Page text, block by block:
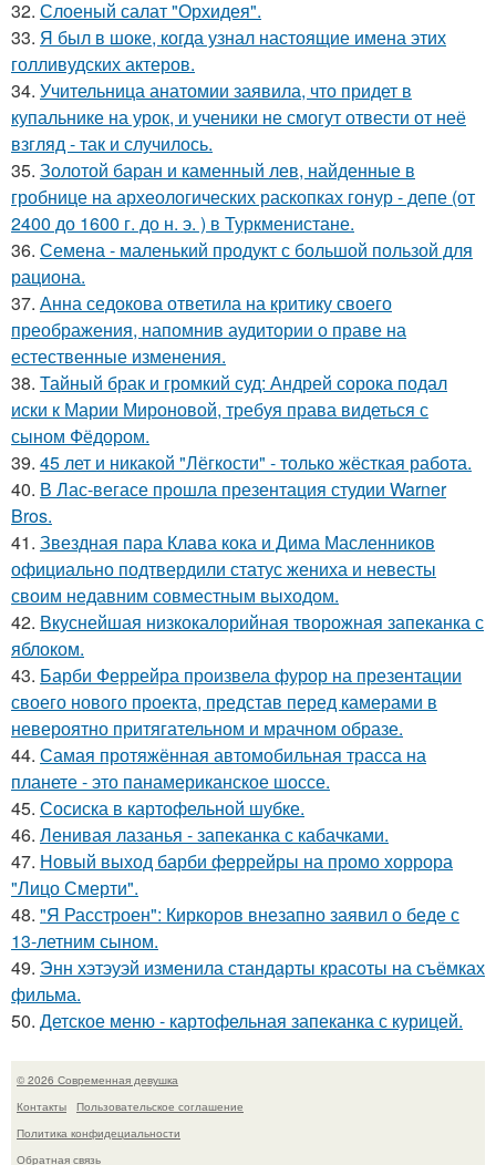
32. Слоеный салат "Орхидея".
33. Я был в шоке, когда узнал настоящие имена этих
голливудских актеров.
34. Учительница анатомии заявила, что придет в
купальнике на урок, и ученики не смогут отвести от неё
взгляд - так и случилось.
35. Золотой баран и каменный лев, найденные в
гробнице на археологических раскопках гонур - депе (от
2400 до 1600 г. до н. э. ) в Туркменистане.
36. Семена - маленький продукт с большой пользой для
рациона.
37. Анна седокова ответила на критику своего
преображения, напомнив аудитории о праве на
естественные изменения.
38. Тайный брак и громкий суд: Андрей сорока подал
иски к Марии Мироновой, требуя права видеться с
сыном Фёдором.
39. 45 лет и никакой "Лёгкости" - только жёсткая работа.
40. В Лас-вегасе прошла презентация студии Warner
Bros.
41. Звездная пара Клава кока и Дима Масленников
официально подтвердили статус жениха и невесты
своим недавним совместным выходом.
42. Вкуснейшая низкокалорийная творожная запеканка с
яблоком.
43. Барби Феррейра произвела фурор на презентации
своего нового проекта, представ перед камерами в
невероятно притягательном и мрачном образе.
44. Самая протяжённая автомобильная трасса на
планете - это панамериканское шоссе.
45. Сосиска в картофельной шубке.
46. Ленивая лазанья - запеканка с кабачками.
47. Новый выход барби феррейры на промо хоррора
"Лицо Смерти".
48. "Я Расстроен": Киркоров внезапно заявил о беде с
13-летним сыном.
49. Энн хэтэуэй изменила стандарты красоты на съёмках
фильма.
50. Детское меню - картофельная запеканка с курицей.
© 2026 Современная девушка
Контакты
Пользовательское соглашение
Политика конфидециальности
Обратная связь